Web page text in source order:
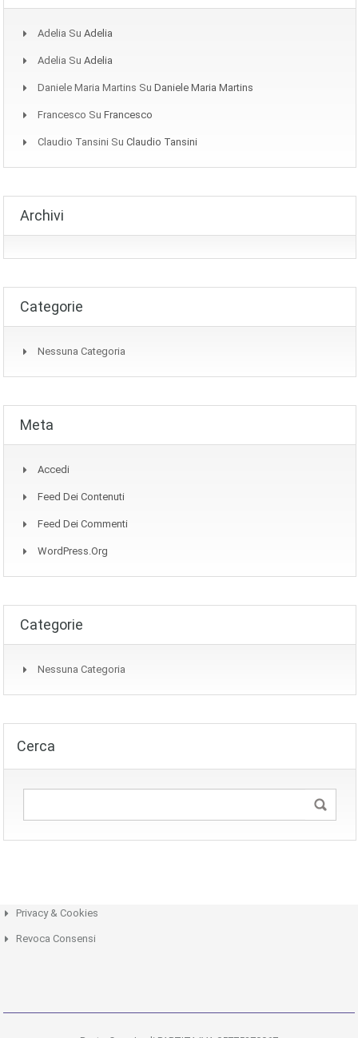
Adelia Su Adelia
Adelia Su Adelia
Daniele Maria Martins Su Daniele Maria Martins
Francesco Su Francesco
Claudio Tansini Su Claudio Tansini
Archivi
Categorie
Nessuna Categoria
Meta
Accedi
Feed Dei Contenuti
Feed Dei Commenti
WordPress.org
Categorie
Nessuna Categoria
Cerca
Privacy & Cookies
Revoca Consensi